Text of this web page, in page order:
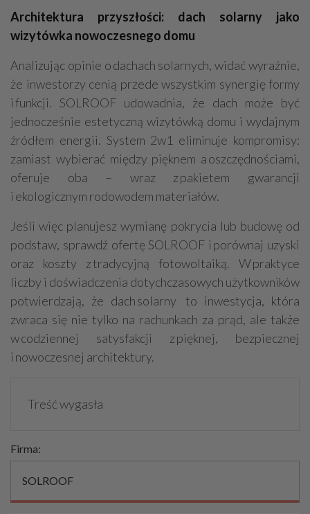
Architektura przyszłości: dach solarny jako
wizytówka nowoczesnego domu
Analizując opinie o dachach solarnych, widać wyraźnie,
że inwestorzy cenią przede wszystkim synergię formy
i funkcji. SOLROOF udowadnia, że dach może być
jednocześnie estetyczną wizytówką domu i wydajnym
źródłem energii. System 2w1 eliminuje kompromisy:
zamiast wybierać między pięknem a oszczędnościami,
oferuje oba – wraz z pakietem gwarancji
i ekologicznym rodowodem materiałów.
Jeśli więc planujesz wymianę pokrycia lub budowę od
podstaw, sprawdź ofertę SOLROOF i porównaj uzyski
oraz koszty z tradycyjną fotowoltaiką. W praktyce
liczby i doświadczenia dotychczasowych użytkowników
potwierdzają, że dach solarny to inwestycja, która
zwraca się nie tylko na rachunkach za prąd, ale także
w codziennej satysfakcji z pięknej, bezpiecznej
i nowoczesnej architektury.
Treść wygasła
Firma:
SOLROOF